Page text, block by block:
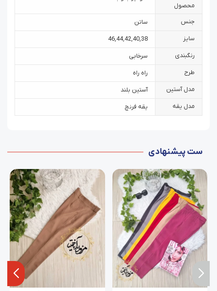
محصول
جنس ساتن
سایز 38
,
40
,
42
,
44
,
46
رنگبندی سرخابی
طرح راه راه
مدل آستین آستین بلند
مدل یقه یقه فرنچ
ست پیشنهادی